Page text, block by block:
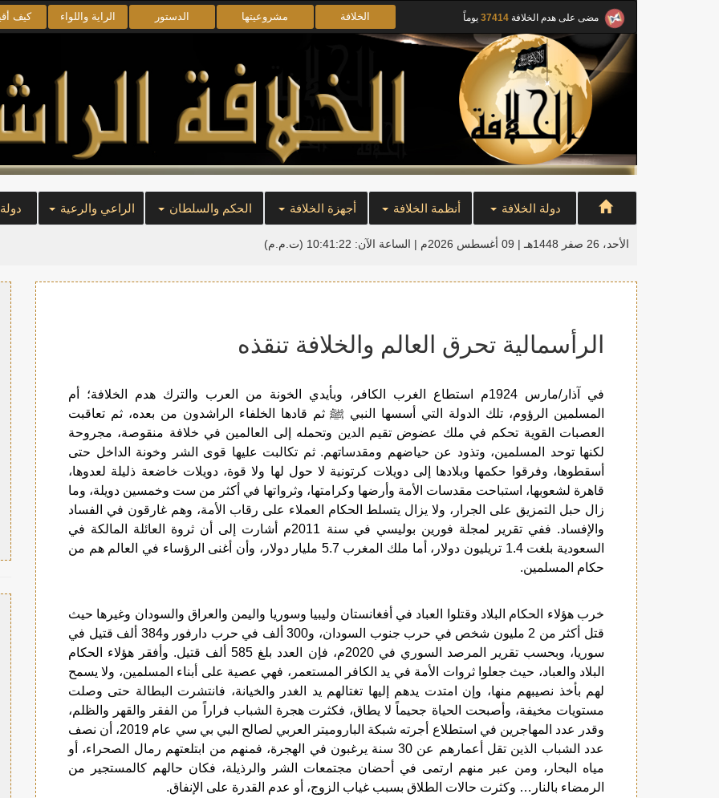
مضى على هدم الخلافة 37414 يوماً الخلافة مشروعيتها الدستور الراية واللواء كيف
دولة الخلافة أنظمة الخلافة أجهزة الخلافة الحكم والسلطان الراعي والرعية
الأحد، 26 صفر 1448هـ | 09 أغسطس 2026م | الساعة الآن: 10:41:23 (ت.م.م)
الرأسمالية تحرق العالم والخلافة تنقذه
في آذار/مارس 1924م استطاع الغرب الكافر، وبأيدي الخونة من العرب والترك هدم الخلافة؛ أم
المسلمين الرؤوم، تلك الدولة التي أسسها النبي ﷺ ثم قادها الخلفاء الراشدون من بعده، ثم تعاقبت
العصبات القوية تحكم في ملك عضوض تقيم الدين وتحمله إلى العالمين في خلافة منقوصة، مجروحة
لكنها توحد المسلمين، وتذود عن حياضهم ومقدساتهم. ثم تكالبت عليها قوى الشر وخونة الداخل حتى
أسقطوها، وفرقوا حكمها وبلادها إلى دويلات كرتونية لا حول لها ولا قوة، دويلات خاضعة ذليلة لعدوها،
قاهرة لشعوبها، استباحت مقدسات الأمة وأرضها وكرامتها، وثرواتها في أكثر من ست وخمسين دويلة، وما
زال حبل التمزيق على الجرار، ولا يزال يتسلط الحكام العملاء على رقاب الأمة، وهم غارقون في الفساد
والإفساد. ففي تقرير لمجلة فورين بوليسي في سنة 2011م أشارت إلى أن ثروة العائلة المالكة في
السعودية بلغت 1.4 تريليون دولار، أما ملك المغرب 5.7 مليار دولار، وأن أغنى الرؤساء في العالم هم من
حكام المسلمين.
خرب هؤلاء الحكام البلاد وقتلوا العباد في أفغانستان وليبيا وسوريا واليمن والعراق والسودان وغيرها حيث
قتل أكثر من 2 مليون شخص في حرب جنوب السودان، و300 ألف في حرب دارفور و384 ألف قتيل في
سوريا، وبحسب تقرير المرصد السوري في 2020م، فإن العدد بلغ 585 ألف قتيل. وأفقر هؤلاء الحكام
البلاد والعباد، حيث جعلوا ثروات الأمة في يد الكافر المستعمر، فهي عصية على أبناء المسلمين، ولا يسمح
لهم بأخذ نصيبهم منها، وإن امتدت يدهم إليها تغتالهم يد الغدر والخيانة، فانتشرت البطالة حتى وصلت
مستويات مخيفة، وأصبحت الحياة جحيماً لا يطاق، فكثرت هجرة الشباب فراراً من الفقر والقهر والظلم،
وقدر عدد المهاجرين في استطلاع أجرته شبكة الباروميتر العربي لصالح البي بي سي عام 2019، أن نصف
عدد الشباب الذين تقل أعمارهم عن 30 سنة يرغبون في الهجرة، فمنهم من ابتلعتهم رمال الصحراء، أو
مياه البحار، ومن عبر منهم ارتمى في أحضان مجتمعات الشر والرذيلة، فكان حالهم كالمستجير من
الرمضاء بالنار… وكثرت حالات الطلاق بسبب غياب الزوج، أو عدم القدرة على الإنفاق.